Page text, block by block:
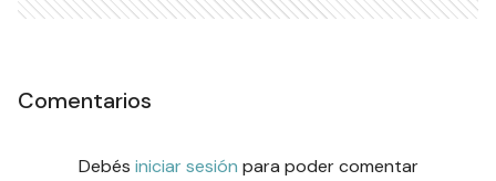
Comentarios
Debés iniciar sesión para poder comentar